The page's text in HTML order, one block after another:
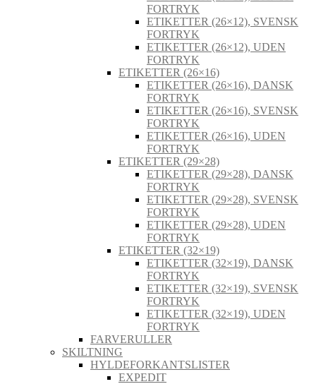
FORTRYK
ETIKETTER (26×12), SVENSK
FORTRYK
ETIKETTER (26×12), UDEN
FORTRYK
ETIKETTER (26×16)
ETIKETTER (26×16), DANSK
FORTRYK
ETIKETTER (26×16), SVENSK
FORTRYK
ETIKETTER (26×16), UDEN
FORTRYK
ETIKETTER (29×28)
ETIKETTER (29×28), DANSK
FORTRYK
ETIKETTER (29×28), SVENSK
FORTRYK
ETIKETTER (29×28), UDEN
FORTRYK
ETIKETTER (32×19)
ETIKETTER (32×19), DANSK
FORTRYK
ETIKETTER (32×19), SVENSK
FORTRYK
ETIKETTER (32×19), UDEN
FORTRYK
FARVERULLER
SKILTNING
HYLDEFORKANTSLISTER
EXPEDIT